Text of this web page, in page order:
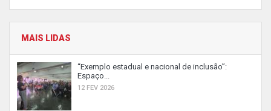
MAIS LIDAS
“Exemplo estadual e nacional de inclusão”:
Espaço...
12 FEV 2026